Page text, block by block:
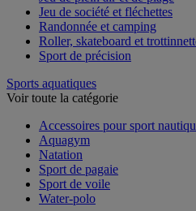
Jeu de plein air et de plage
Jeu de société et fléchettes
Randonnée et camping
Roller, skateboard et trottinnette
Sports aquatiques
Accessoires pour sport nautique
Aquagym
Natation
Sport de pagaie
Sport de voile